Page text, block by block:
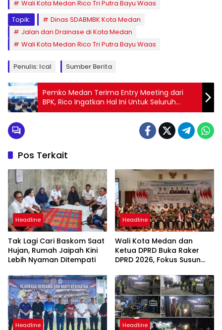
Wali Kota Medan Rico Tri Putra Bayu Waas
Topik:
Dinas SDABMBK Kota Medan
Jalan dan Drainase di Kota Medan
Wali Kota Medan Rico Tri Putra Bayu Waas
Penulis: Ical Sumber Berita
Pemko Medan Terima Entry Meeting dari
BPK, Rico Ingatkan Hal Ini Untuk Seluruh
Jajaran
Pos Terkait
Headline
Tak Lagi Cari Baskom Saat
Hujan, Rumah Jaipah Kini
Lebih Nyaman Ditempati
Headline
Wali Kota Medan dan
Ketua DPRD Buka Raker
DPRD 2026, Fokus Susun
Berbasis Digitalisasi dan
Inovasi
Headline Headline